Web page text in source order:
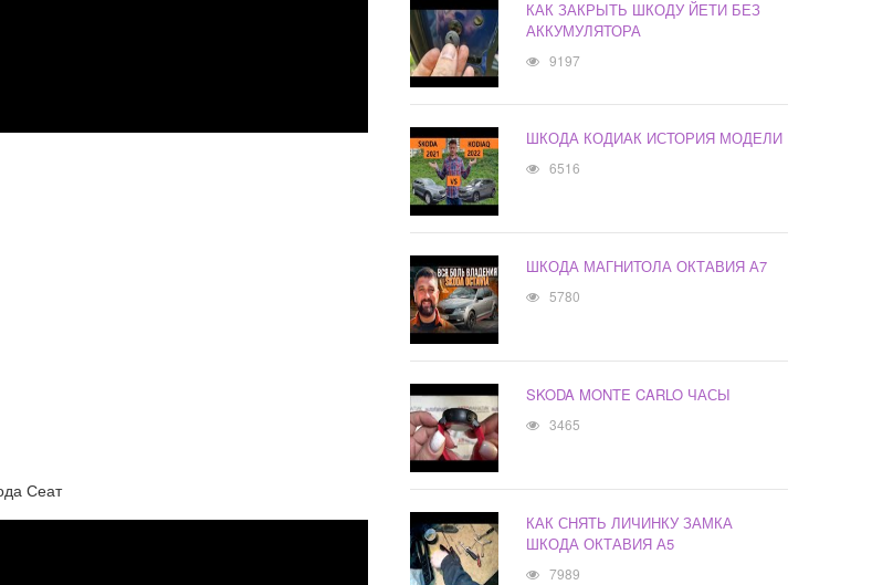
Сеат
КАК ЗАКРЫТЬ ШКОДУ ЙЕТИ БЕЗ
АККУМУЛЯТОРА
9197
ШКОДА КОДИАК ИСТОРИЯ МОДЕЛИ
6516
ШКОДА МАГНИТОЛА ОКТАВИЯ А7
5780
SKODA MONTE CARLO ЧАСЫ
3465
КАК СНЯТЬ ЛИЧИНКУ ЗАМКА
ШКОДА ОКТАВИЯ А5
7989